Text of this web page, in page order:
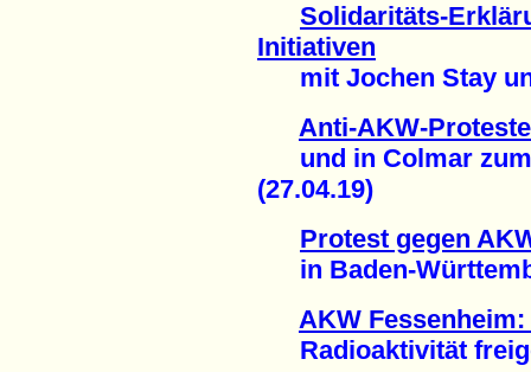
Solidaritäts-
Initiativen
mit Jochen Stay
Anti-AKW-
und in Colmar zum
(27.04.19)
Protest gegen
in Baden-
AKW
Radioaktivität